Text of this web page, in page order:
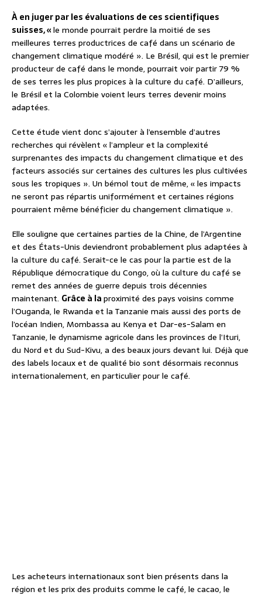
À en juger par les évaluations de ces scientifiques
suisses, «le monde pourrait perdre la moitié de ses
meilleures terres productrices de café dans un scénario de
changement climatique modéré ». Le Brésil, qui est le premier
producteur de café dans le monde, pourrait voir partir 79 %
de ses terres les plus propices à la culture du café. D’ailleurs,
le Brésil et la Colombie voient leurs terres devenir moins
adaptées.
Cette étude vient donc s’ajouter à l’ensemble d’autres
recherches qui révèlent « l’ampleur et la complexité
surprenantes des impacts du changement climatique et des
facteurs associés sur certaines des cultures les plus cultivées
sous les tropiques ». Un bémol tout de même, « les impacts
ne seront pas répartis uniformément et certaines régions
pourraient même bénéficier du changement climatique ».
Elle souligne que certaines parties de la Chine, de l’Argentine
et des États-Unis deviendront probablement plus adaptées à
la culture du café. Serait-ce le cas pour la partie est de la
République démocratique du Congo, où la culture du café se
remet des années de guerre depuis trois décennies
maintenant. Grâce à laproximité des pays voisins comme
l’Ouganda, le Rwanda et la Tanzanie mais aussi des ports de
l’océan Indien, Mombassa au Kenya et Dar-es-Salam en
Tanzanie, le dynamisme agricole dans les provinces de l’Ituri,
du Nord et du Sud-Kivu, a des beaux jours devant lui. Déjà que
des labels locaux et de qualité bio sont désormais reconnus
internationalement, en particulier pour le café.
Les acheteurs internationaux sont bien présents dans la
région et les prix des produits comme le café, le cacao, le